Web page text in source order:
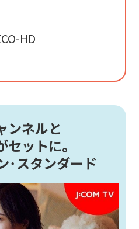
HD
ンネルと
ットに。
･スタンダード